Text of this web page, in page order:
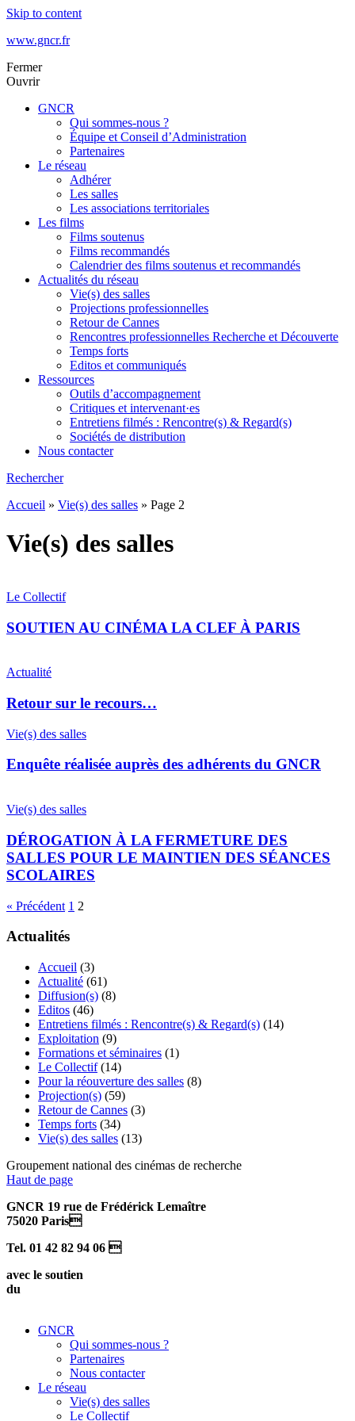
Skip to content
www.gncr.fr
Fermer
Ouvrir
GNCR
Qui sommes-nous ?
Équipe et Conseil d’Administration
Partenaires
Le réseau
Adhérer
Les salles
Les associations territoriales
Les films
Films soutenus
Films recommandés
Calendrier des films soutenus et recommandés
Actualités du réseau
Vie(s) des salles
Projections professionnelles
Retour de Cannes
Rencontres professionnelles Recherche et Découverte
Temps forts
Editos et communiqués
Ressources
Outils d’accompagnement
Critiques et intervenant·es
Entretiens filmés : Rencontre(s) & Regard(s)
Sociétés de distribution
Nous contacter
Rechercher
Accueil » Vie(s) des salles » Page 2
Vie(s) des salles
Le Collectif
SOUTIEN AU CINÉMA LA CLEF À PARIS
Actualité
Retour sur le recours…
Vie(s) des salles
Enquête réalisée auprès des adhérents du GNCR
Vie(s) des salles
DÉROGATION À LA FERMETURE DES
SALLES POUR LE MAINTIEN DES SÉANCES
SCOLAIRES
« Précédent 1 2
Actualités
Accueil (3)
Actualité (61)
Diffusion(s) (8)
Editos (46)
Entretiens filmés : Rencontre(s) & Regard(s) (14)
Exploitation (9)
Formations et séminaires (1)
Le Collectif(14)
Pour la réouverture des salles (8)
Projection(s) (59)
Retour de Cannes (3)
Temps forts (34)
Vie(s) des salles (13)
Groupement national des cinémas de recherche
Haut de page
GNCR 19 rue de Frédérick Lemaître
75020 Paris
Tel. 01 42 82 94 06 
avec le soutien
du
GNCR
Qui sommes-nous ?
Partenaires
Nous contacter
Le réseau
Vie(s) des salles
Le Collectif